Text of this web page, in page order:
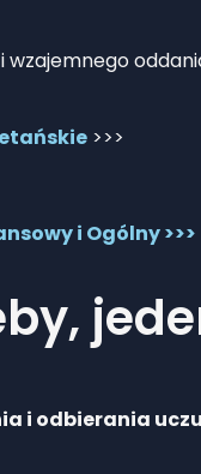
>>>
i Ogólny >>>
i odbierania